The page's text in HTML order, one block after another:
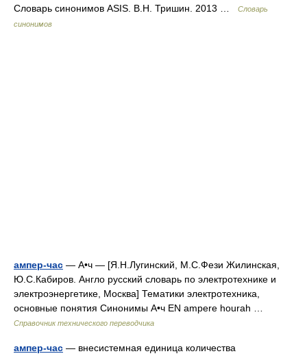
Словарь синонимов ASIS. В.Н. Тришин. 2013 …
Словарь
синонимов
ампер-час — А•ч — [Я.Н.Лугинский, М.С.Фези Жилинская,
Ю.С.Кабиров. Англо русский словарь по электротехнике и
электроэнергетике, Москва] Тематики электротехника,
основные понятия Синонимы А•ч EN ampere hourah …
Справочник технического переводчика
ампер-час — внесистемная единица количества